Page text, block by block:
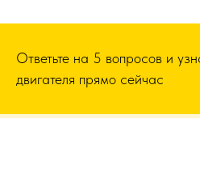
Ответьте на 5 вопросов и
двигателя прямо сейчас